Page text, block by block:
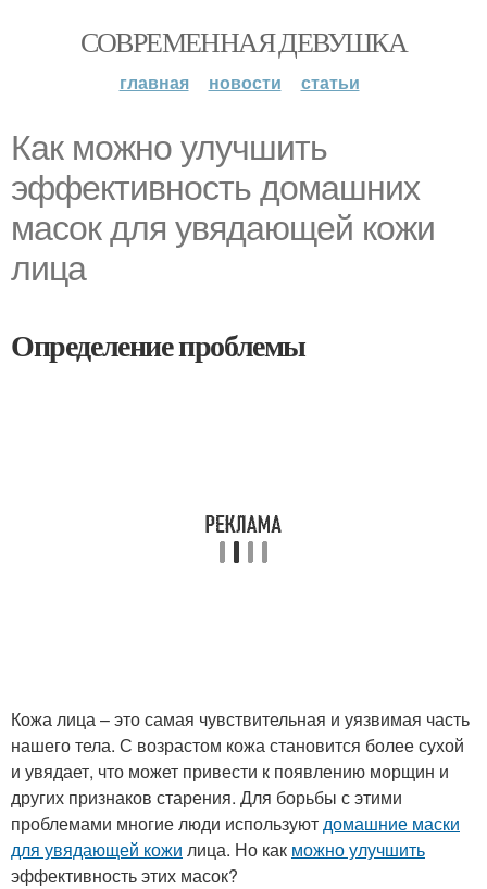
СОВРЕМЕННАЯ ДЕВУШКА
главная новости статьи
Как можно улучшить
эффективность домашних
масок для увядающей кожи
лица
Определение проблемы
Кожа лица – это самая чувствительная и уязвимая часть
нашего тела. С возрастом кожа становится более сухой
и увядает, что может привести к появлению морщин и
других признаков старения. Для борьбы с этими
проблемами многие люди используютдомашние маски
для увядающей кожи лица. Но как можно улучшить
эффективность этих масок?